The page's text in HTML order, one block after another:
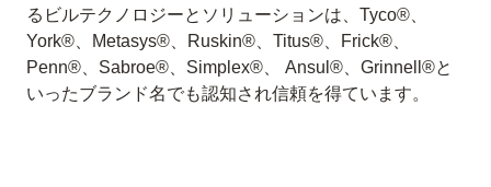
るビルテクノロジーとソリューションは、Tyco®、
York®、Metasys®、Ruskin®、Titus®、Frick®、
Penn®、Sabroe®、Simplex®、 Ansul®、Grinnell®と
いったブランド名でも認知され信頼を得ています。